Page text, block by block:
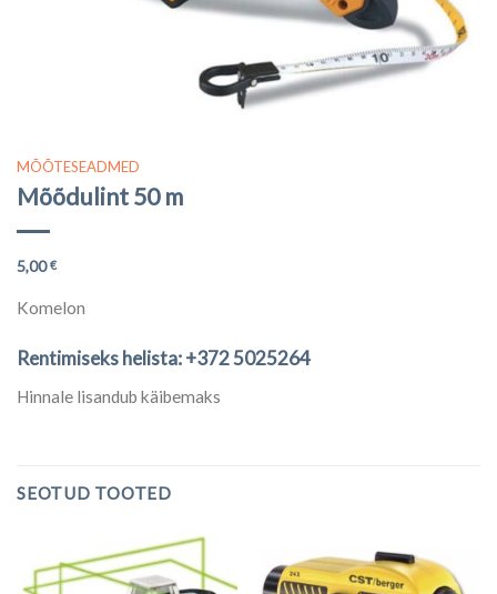
MÕÕTESEADMED
Mõõdulint 50 m
5,00€
Komelon
Rentimiseks helista: +372 5025264
Hinnale lisandub käibemaks
SEOTUD TOOTED